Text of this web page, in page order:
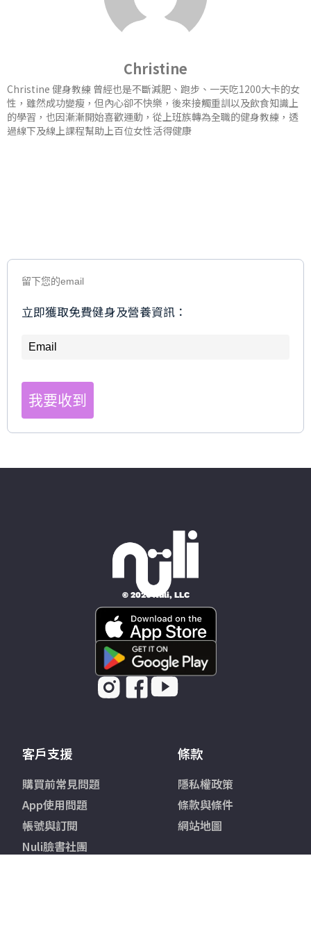
Christine
Christine 健身教練 曾經也是不斷減肥、跑步、一天吃1200大卡的女
性，雖然成功變瘦，但內心卻不快樂，後來接觸重訓以及飲食知識上
的學習，也因漸漸開始喜歡運動，從上班族轉為全職的健身教練，透
過線下及線上課程幫助上百位女性活得健康
留下您的email
立即獲取免費健身及營養資訊：
我要收到
© 2026 Nüli, LLC
客戶支援
購買前常見問題
App使用問題
帳號與訂閱
Nuli臉書社團
條款
隱私權政策
條款與條件
網站地圖